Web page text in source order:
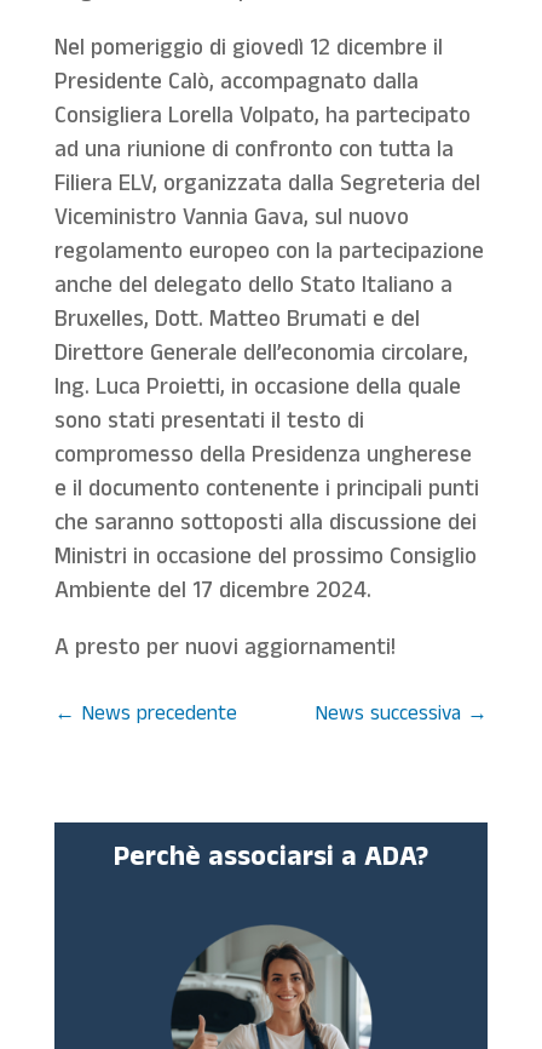
Nel pomeriggio di giovedì 12 dicembre il
Presidente Calò, accompagnato dalla
Consigliera Lorella Volpato, ha partecipato
ad una riunione di confronto con tutta la
Filiera ELV, organizzata dalla Segreteria del
Viceministro Vannia Gava, sul nuovo
regolamento europeo con la partecipazione
anche del delegato dello Stato Italiano a
Bruxelles, Dott. Matteo Brumati e del
Direttore Generale dell’economia circolare,
Ing. Luca Proietti, in occasione della quale
sono stati presentati il testo di
compromesso della Presidenza ungherese
e il documento contenente i principali punti
che saranno sottoposti alla discussione dei
Ministri in occasione del prossimo Consiglio
Ambiente del 17 dicembre 2024.
A presto per nuovi aggiornamenti!
← News precedente News successiva →
Perchè associarsi a ADA?